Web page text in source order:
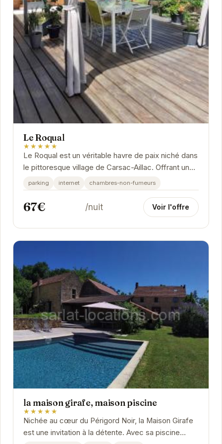
Le Roqual
★★★★★
Le Roqual est un véritable havre de paix niché dans
le pittoresque village de Carsac-Aillac. Offrant un
cadre idéal pour se ressourcer, l'hôtel...
parking internet chambres-non-fumeurs
67€ /nuit Voir l'offre
la maison girafe, maison piscine
★★★★★
Nichée au cœur du Périgord Noir, la Maison Girafe
est une invitation à la détente. Avec sa piscine